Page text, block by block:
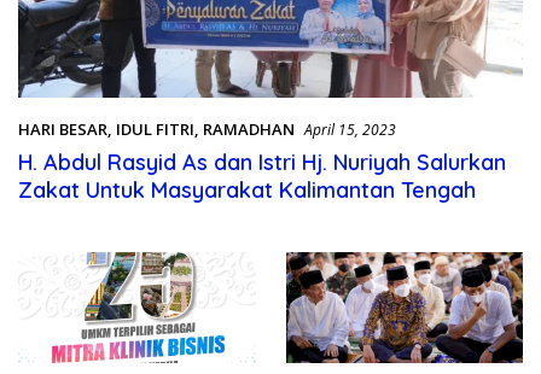
HARI BESAR, IDUL FITRI, RAMADHAN April 15, 2023
H. Abdul Rasyid As dan Istri Hj. Nuriyah Salurkan
Zakat Untuk Masyarakat Kalimantan Tengah